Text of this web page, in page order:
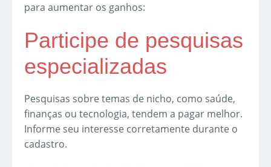
para aumentar os ganhos:
Participe de pesquisas
especializadas
Pesquisas sobre temas de nicho, como saúde,
finanças ou tecnologia, tendem a pagar melhor.
Informe seu interesse corretamente durante o
cadastro.